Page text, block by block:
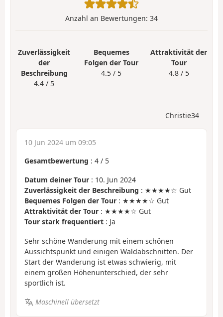
Anzahl an Bewertungen: 34
Zuverlässigkeit
der
Beschreibung
4.4 / 5
Bequemes
Folgen der Tour
4.5 / 5
Attraktivität der
Tour
4.8 / 5
Christie34
10 Jun 2024 um 09:05
Gesamtbewertung : 4 / 5
Datum deiner Tour : 10. Jun 2024
Zuverlässigkeit der Beschreibung : ★★★★☆ Gut
Bequemes Folgen der Tour : ★★★★☆ Gut
Attraktivität der Tour : ★★★★☆ Gut
Tour stark frequentiert : Ja
Sehr schöne Wanderung mit einem schönen
Aussichtspunkt und einigen Waldabschnitten. Der
Start der Wanderung ist etwas schwierig, mit
einem großen Höhenunterschied, der sehr
sportlich ist.
Maschinell übersetzt